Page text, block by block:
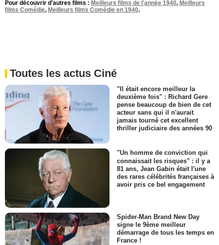
Pour découvrir d'autres films : Meilleurs films de l'année 1940, Meilleurs
films Comédie, Meilleurs films Comédie en 1940.
Toutes les actus Ciné
"Il était encore meilleur la
deuxième fois" : Richard Gere
pense beaucoup de bien de cet
acteur sans qui il n'aurait
jamais tourné cet excellent
thriller judiciaire des années 90
"Un homme de conviction qui
connaissait les risques" : il y a
81 ans, Jean Gabin était l'une
des rares célébrités françaises à
avoir pris ce bel engagement
Spider-Man Brand New Day
signe le 9ème meilleur
démarrage de tous les temps en
France !